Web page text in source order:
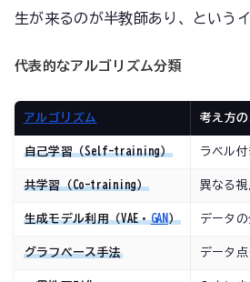
生が来るのが半教師あり、という
代表的なアルゴリズム分類
アルゴリズム 考え方
自己学習（Self-training） ラベル
共学習（Co-training） 異なる
生成モデル利用（VAE・GAN） データ
グラフベース手法 データ